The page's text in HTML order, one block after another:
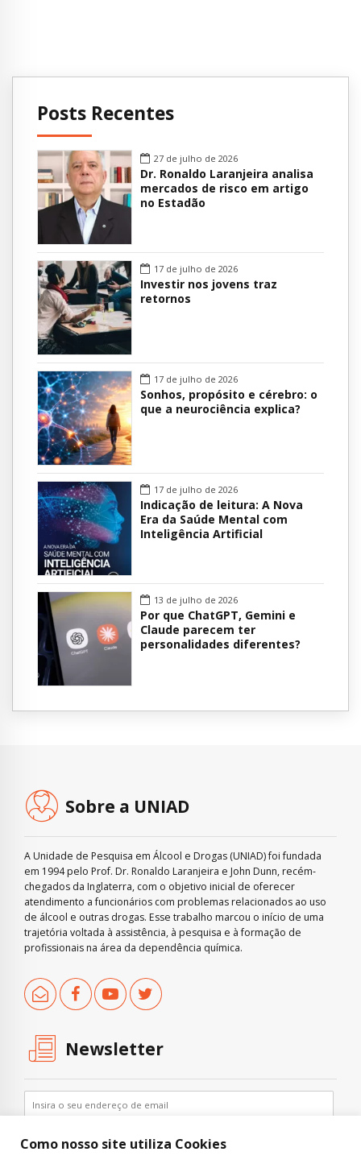
Posts Recentes
27 de julho de 2026
Dr. Ronaldo Laranjeira analisa
mercados de risco em artigo
no Estadão
17 de julho de 2026
Investir nos jovens traz
retornos
17 de julho de 2026
Sonhos, propósito e cérebro: o
que a neurociência explica?
17 de julho de 2026
Indicação de leitura: A Nova
Era da Saúde Mental com
Inteligência Artificial
13 de julho de 2026
Por que ChatGPT, Gemini e
Claude parecem ter
personalidades diferentes?
Sobre a UNIAD
A Unidade de Pesquisa em Álcool e Drogas (UNIAD) foi fundada
em 1994 pelo Prof. Dr. Ronaldo Laranjeira e John Dunn, recém-
chegados da Inglaterra, com o objetivo inicial de oferecer
atendimento a funcionários com problemas relacionados ao uso
de álcool e outras drogas. Esse trabalho marcou o início de uma
trajetória voltada à assistência, à pesquisa e à formação de
profissionais na área da dependência química.
Newsletter
Como nosso site utiliza Cookies